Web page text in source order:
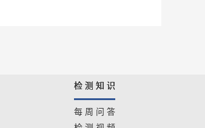
检 测 知 识
每 周 问 答